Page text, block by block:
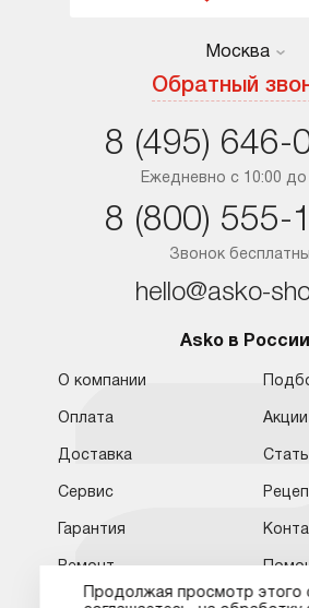
Санкт-Петербург
8 (800) 555-17-98
hello@asko-
Сервисные центры
Москва
Обратный
Москва
Ростов-на-Дону
Ежедневно с 10:00 до
8 (495) 646-
Звонок
8 (800) 555-
hello@asko-
Asko в России
О компании
Оплата
Доставка
Сервис
Гарантия
Ремонт
Кредит и рассрочка
Акции
Продолжая просмотр этого